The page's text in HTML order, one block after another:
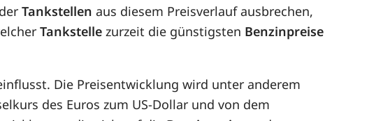
Tankstellen aus diesem Preisverlauf ausbrechen,
Tankstelle zurzeit die günstigsten Benzinpreise
Die Preisentwicklung wird unter anderem
des Euros zum US-Dollar und von dem